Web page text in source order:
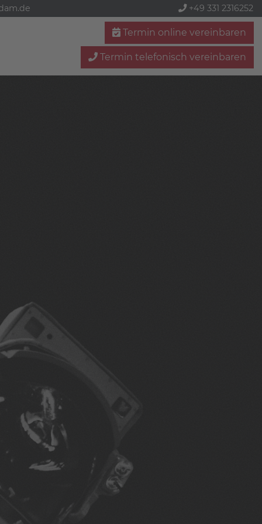
+49 331 2316252
Termin online vereinbaren
Termin telefonisch vereinbaren